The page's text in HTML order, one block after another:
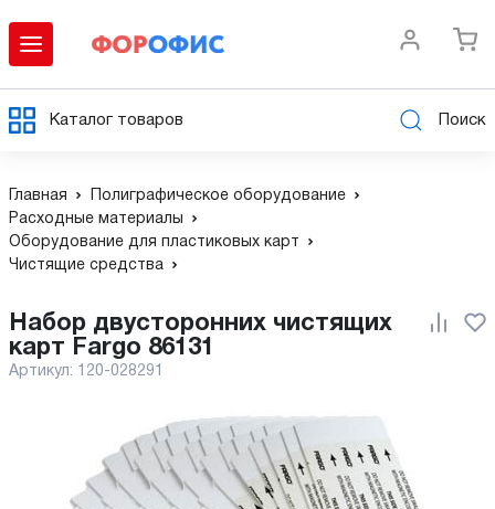
Каталог товаров Поиск
Главная
Полиграфическое оборудование
Расходные материалы
Оборудование для пластиковых карт
Чистящие средства
Набор двусторонних чистящих
карт Fargo 86131
Артикул: 120-028291